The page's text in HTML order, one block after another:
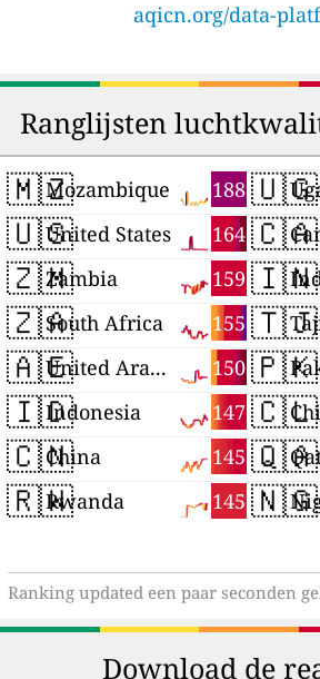
aqicn.org/data-
Ranglijsten
🇲🇿 188
Mozambique
🇺🇸 164
United States
🇿🇲 159
Zambia
🇿🇦 155
South Africa
🇦🇪 150
United Arab Emirates
🇮🇩 147
Indonesia
🇨🇳 145
China
🇷🇼 145
Rwanda
🇺🇬
🇨🇦
🇮🇳
🇹🇯
🇵🇰
🇨🇱
🇶🇦
🇳🇬
Ranking updated een paar seconden
Download de